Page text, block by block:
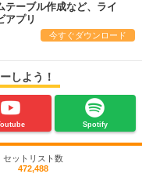
テーブル作成など、ライ
アプリ
今すぐダウンロード
しよう！
Spotify
セットリスト数
472,488